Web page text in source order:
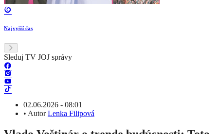
Najvyšší čas
Sleduj TV JOJ správy
02.06.2026 - 08:01
• AutorLenka Filipová